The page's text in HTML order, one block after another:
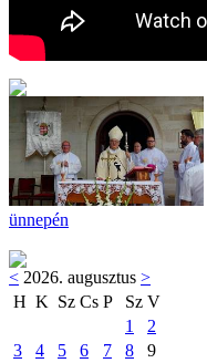
ünnepén
< 2026. augusztus >
H K Sz Cs P Sz V
1
2
3
4 5 6 7 8
9